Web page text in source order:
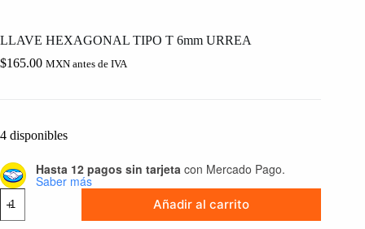
LLAVE HEXAGONAL TIPO T 6mm URREA
$165.00 MXN antes de IVA
4 disponibles
Hasta 12 pagos sin tarjeta con Mercado Pago.
Saber más
HEXAGONAL
TIPO
Añadir al carrito